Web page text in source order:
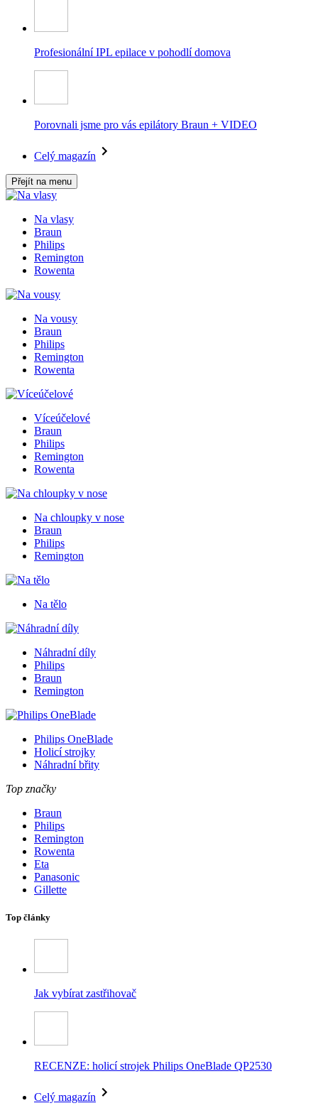
Profesionální IPL epilace v pohodlí domova
Porovnali jsme pro vás epilátory Braun + VIDEO
Celý magazín
Přejít na menu
Na vlasy
Braun
Philips
Remington
Rowenta
Na vousy
Braun
Philips
Remington
Rowenta
Víceúčelové
Braun
Philips
Remington
Rowenta
Na chloupky v nose
Braun
Philips
Remington
Na tělo
Náhradní díly
Philips
Braun
Remington
Philips OneBlade
Holicí strojky
Náhradní břity
Top značky
Braun
Philips
Remington
Rowenta
Eta
Panasonic
Gillette
Top články
Jak vybírat zastřihovač
RECENZE: holicí strojek Philips OneBlade QP2530
Celý magazín